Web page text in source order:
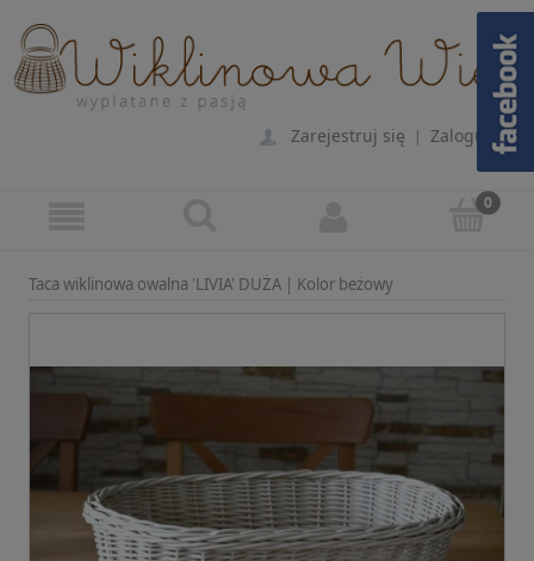
Zarejestruj się | Zaloguj się
Taca wiklinowa owalna 'LIVIA' DUŻA | Kolor beżowy